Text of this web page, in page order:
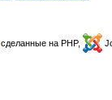
, сделанные на PHP,